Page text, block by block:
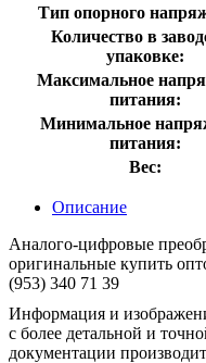
Тип опорного
Количество в
упаковке:
Максимальное
питания:
Минимальное
питания:
Вес:
Описание
Аналого-цифровые
оригинальные купить
(953) 340 71 39
Информация и
с более детальной и
документации